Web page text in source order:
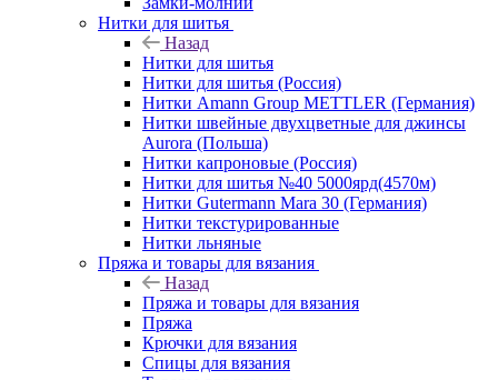
Нитки для шитья
Назад
Нитки для шитья
Нитки для шитья (Россия)
Нитки Amann Group METTLER (Германия)
Нитки швейные двухцветные для джинсы
Aurora (Польша)
Нитки капроновые (Россия)
Нитки для шитья №40 5000ярд(4570м)
Нитки Gutermann Mara 30 (Германия)
Нитки текстурированные
Нитки льняные
Пряжа и товары для вязания
Назад
Пряжа и товары для вязания
Пряжа
Крючки для вязания
Спицы для вязания